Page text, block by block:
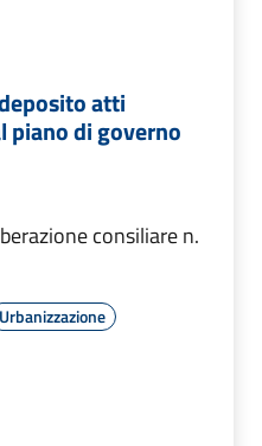
atti
di governo
consiliare n.
Urbanizzazione